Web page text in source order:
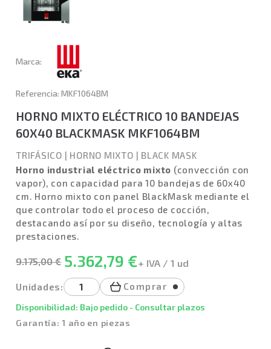
Marca:
Referencia: MKF1064BM
HORNO MIXTO ELÉCTRICO 10 BANDEJAS
60X40 BLACKMASK MKF1064BM
TRIFÁSICO | HORNO MIXTO | BLACK MASK
Horno industrial eléctrico mixto (convección con
vapor), con capacidad para 10 bandejas de 60x40
cm. Horno mixto con panel BlackMask mediante el
que controlar todo el proceso de cocción,
destacando así por su diseño, tecnología y altas
prestaciones.
9.175,00 € 5.362,79 €+ IVA / 1 ud
Unidades: Comprar
Disponibilidad: Bajo pedido - Consultar plazos
Garantía: 1 año en piezas